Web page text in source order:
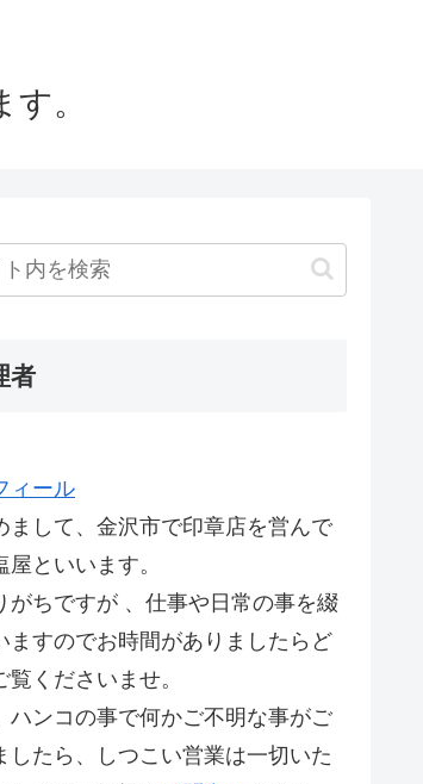
。
者
ィール
まして、金沢市で印章店を営んで
屋といいます。
がちですが 、仕事や日常の事を綴
ますのでお時間がありましたらど
覧くださいませ。
ハンコの事で何かご不明な事がご
したら、しつこい営業は一切いた